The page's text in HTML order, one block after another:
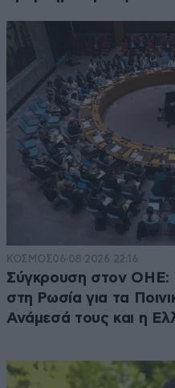
ΚΟΣΜΟΣ06·08·2026 22:16
Σύγκρουση στον ΟΗΕ:
στη Ρωσία για τα
Ανάμεσά τους και η